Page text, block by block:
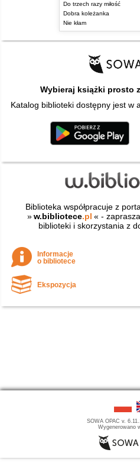
Do trzech razy miłość
Dobra koleżanka
Nie kłam
Wybieraj książki prosto
Katalog biblioteki dostępny jest w
Biblioteka współpracuje z
» w.bibliotece.pl « -
biblioteki i skorzystania z
Informacje
o bibliotece
Ekspozycja
SOWA OPAC v.
Wygenerowano